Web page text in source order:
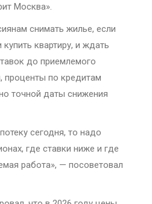
Москва».
снимать жилье, если
квартиру, и ждать
до приемлемого
проценты по кредитам
точной даты снижения
сегодня, то надо
где ставки ниже и где
работа», — посоветовал